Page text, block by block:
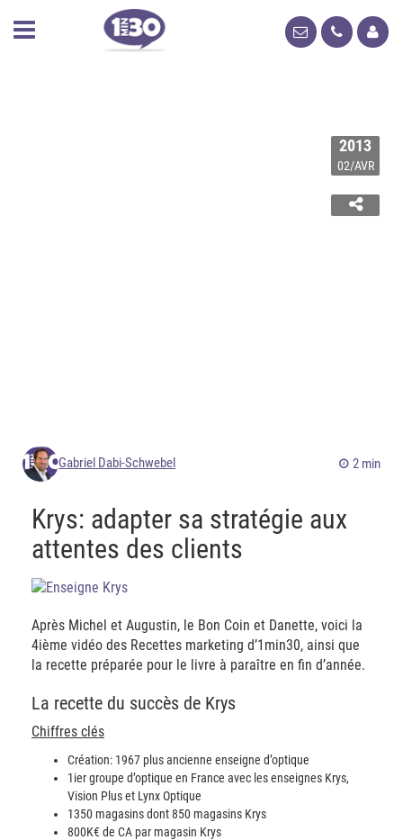
2013
02/AVR
Gabriel Dabi-Schwebel 2 min
Krys: adapter sa stratégie aux
attentes des clients
Après Michel et Augustin, le Bon Coin et Danette, voici la
4ième vidéo des Recettes marketing d’1min30, ainsi que
la recette préparée pour le livre à paraître en fin d’année.
La recette du succès de Krys
Chiffres clés
Création: 1967 plus ancienne enseigne d’optique
1ier groupe d’optique en France avec les enseignes Krys,
Vision Plus et Lynx Optique
1350 magasins dont 850 magasins Krys
800K€ de CA par magasin Krys